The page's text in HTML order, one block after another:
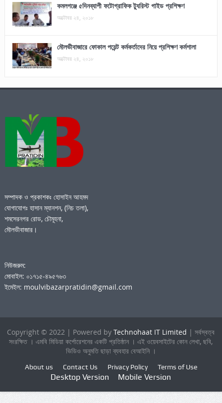
কমলগঞ্জে ৫দিনব্যাপী ফটোগ্রাফিক ট্যুরিস্ট গাইড প্রশিক্ষণ
অক্টোবর ২৪, ২০১৮
মৌলভীবাজারে ফোকাল পয়েন্ট কর্মকর্তাদের নিয়ে প্রশিক্ষণ কর্মশালা
অক্টোবর ২৪, ২০১৮
সম্পাদক ও প্রকাশকঃ হোসাইন আহমদ
যোগাযোগঃ হাসান ম্যানশন, (নিচ তলা),
শমসেরনগর রোড, চৌমূহনা,
মৌলভীবাজার।
নিউজরুম:
মোবাইল: ০১৭১৫-৪৯৫৭৬৩
ইমেইল: moulvibazarpratidin@gmail.com
Copyright © 2022 | Powered byTechnohaat IT Limited | সর্বস্বত্ব
সংরক্ষিত । এমবি মিডিয়া কর্পোরেশনের একটি প্রতিষ্ঠান । এই ওয়েবসাইটের কোন লেখা, ছবি,
ভিডিও অনুমতি ছাড়া ব্যবহার বেআইনি ।
About us Contact Us Privacy Policy Terms of Use
Desktop Version Mobile Version